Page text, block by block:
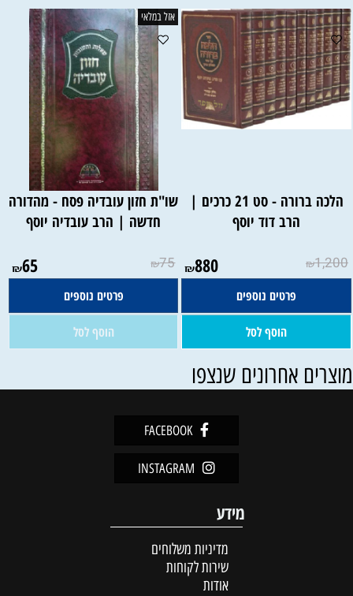
הלכה ברורה - סט 21 כרכים |
הרב דוד יוסף
₪1,200
₪880
פרטים נוספים
הוסף לסל
אזל במלאי
שו"ת חזון עובדיה פסח - מהדורה
חדשה | הרב עובדיה יוסף
₪75
₪65
פרטים נוספים
הוסף לסל
אחרונים שנצפו
FACEBOOK
INSTAGRAM
מידע
מדיניות משלוחים
שירות לקוחות
אודות